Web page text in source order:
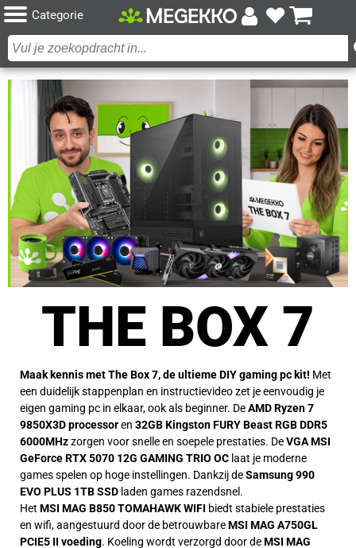
Categorie
THE BOX 7
Maak kennis met The Box 7, de ultieme DIY gaming pc kit! Met
een duidelijk stappenplan en instructievideo zet je eenvoudig je
eigen gaming pc in elkaar, ook als beginner. De AMD Ryzen 7
9850X3D processor en 32GB Kingston FURY Beast RGB DDR5
6000MHz zorgen voor snelle en soepele prestaties. De VGA MSI
GeForce RTX 5070 12G GAMING TRIO OC laat je moderne
games spelen op hoge instellingen. Dankzij de Samsung 990
EVO PLUS 1TB SSD laden games razendsnel.
Het MSI MAG B850 TOMAHAWK WIFI biedt stabiele prestaties
en wifi, aangestuurd door de betrouwbare MSI MAG A750GL
PCIE5 II voeding. Koeling wordt verzorgd door de MSI MAG